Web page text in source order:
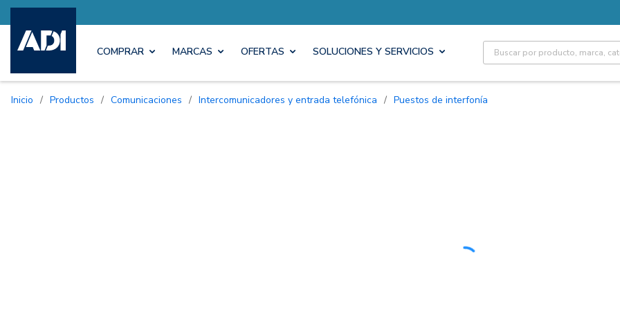
COMPRAR MARCAS OFERTAS SOLUCIONES Y SERVICIOS Site Search
Inicio / Productos / Comunicaciones / Intercomunicadores y entrada telefónica / Puestos de interfonía